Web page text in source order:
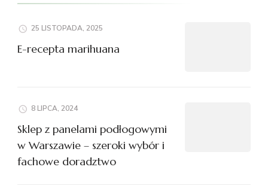
25 LISTOPADA, 2025
E-recepta marihuana
8 LIPCA, 2024
Sklep z panelami podłogowymi
w Warszawie – szeroki wybór i
fachowe doradztwo